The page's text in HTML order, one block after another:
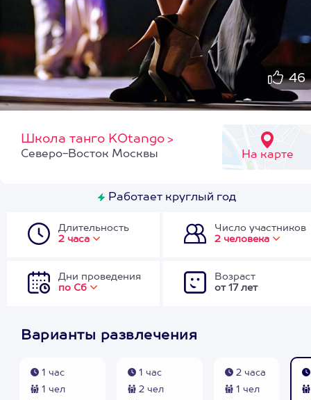
46
Школа танго KOtango >
На карте
Северо-Восток Москвы
Работает круглый год
Длительность
2 часа
Число участников
2 человека
Дни проведения
по Сб
Возраст
от 17 лет
Варианты развлечения
1 час
1 чел
1 час
2 чел
2 часа
1 чел